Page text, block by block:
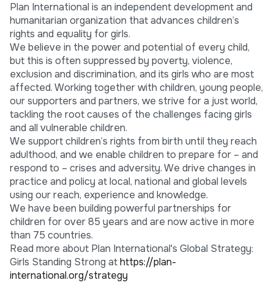
Plan International is an independent development and
humanitarian organization that advances children’s
rights and equality for girls.
We believe in the power and potential of every child,
but this is often suppressed by poverty, violence,
exclusion and discrimination, and its girls who are most
affected. Working together with children, young people,
our supporters and partners, we strive for a just world,
tackling the root causes of the challenges facing girls
and all vulnerable children.
We support children’s rights from birth until they reach
adulthood, and we enable children to prepare for – and
respond to – crises and adversity. We drive changes in
practice and policy at local, national and global levels
using our reach, experience and knowledge.
We have been building powerful partnerships for
children for over 85 years and are now active in more
than 75 countries.
Read more about Plan International's Global Strategy:
Girls Standing Strong athttps://plan-
international.org/strategy